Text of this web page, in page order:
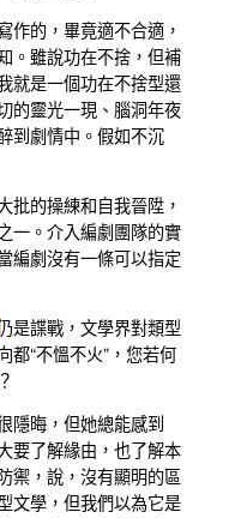
作的，畢竟適不合適，
。雖說功在不捨，但補
就是一個功在不捨型還
的靈光一現、腦洞年夜
到劇情中。假如不沉
批的操練和自我晉陞，
一。介入編劇團隊的實
編劇沒有一條可以指定
是諜戰，文學界對類型
都“不慍不火”，您若何
隱晦，但她總能感到
要了解緣由，也了解本
禦，說，沒有顯明的區
文學，但我們以為它是